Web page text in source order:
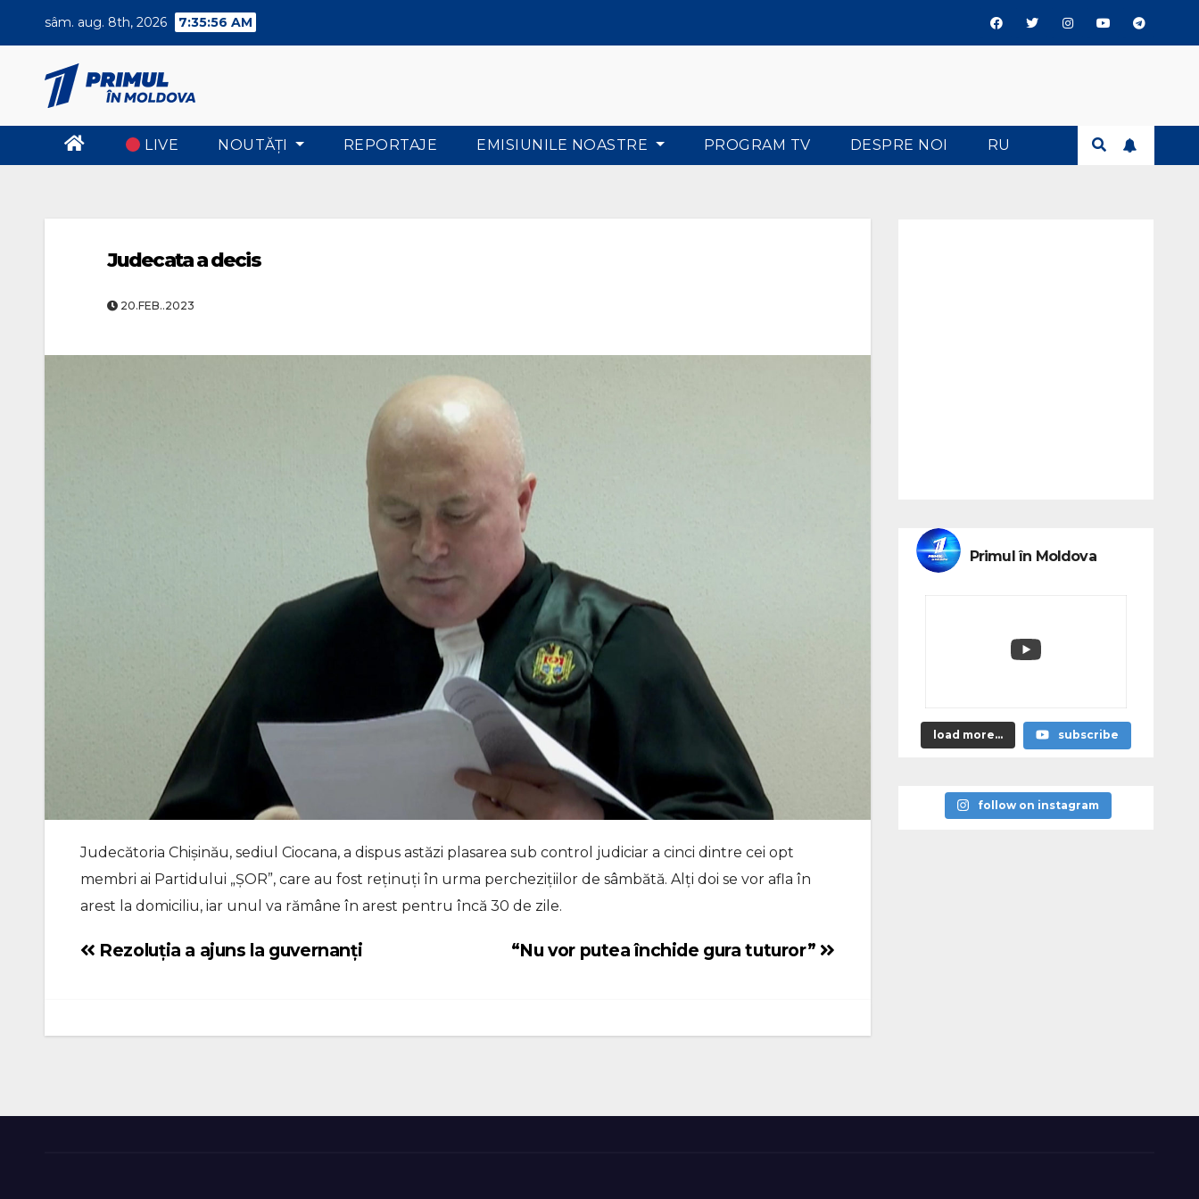
sâm. aug. 8th, 2026 7:35:56 AM
LIVE NOUTĂŢI REPORTAJE EMISIUNILE NOASTRE PROGRAM TV DESPRE NOI RU
Judecata a decis
20.FEB..2023
Judecătoria Chișinău, sediul Ciocana, a dispus astăzi plasarea sub control judiciar a cinci dintre cei opt
membri ai Partidului „ȘOR”, care au fost reținuți în urma perchezițiilor de sâmbătă. Alți doi se vor afla în
arest la domiciliu, iar unul va rămâne în arest pentru încă 30 de zile.
Navigare
“Nu vor putea închide gura tuturor”
Rezoluția a ajuns la guvernanți
Primul în Moldova
load more... subscribe
follow on instagram